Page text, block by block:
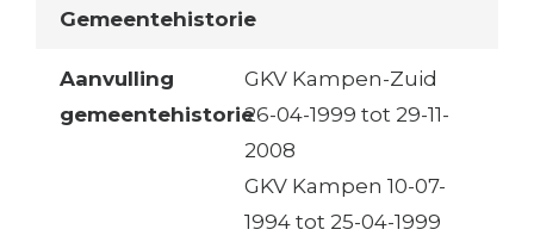
Gemeentehistorie
Aanvulling
gemeentehistorie
GKV Kampen-Zuid
26-04-1999 tot 29-11-
2008
GKV Kampen 10-07-
1994 tot 25-04-1999